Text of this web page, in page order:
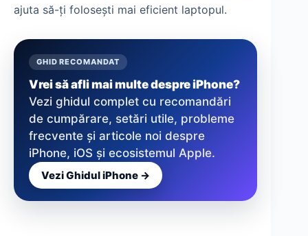
ajuta să-ți folosești mai eficient laptopul.
GHID RECOMANDAT
Vrei să afli mai multe despre iPhone?
Vezi ghidul complet cu recomandări
de cumpărare, setări utile, probleme
frecvente și articole noi despre
iPhone, iOS și ecosistemul Apple.
Vezi Ghidul iPhone →